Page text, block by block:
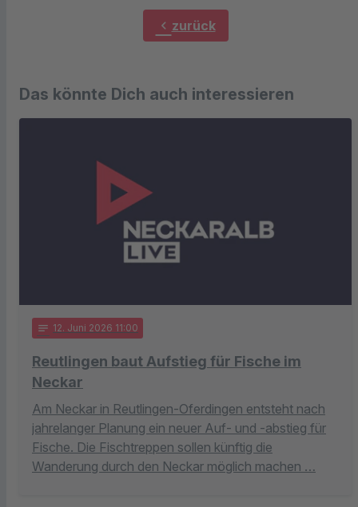
chevron_left zurück
Das könnte Dich auch interessieren
notes 12. Juni 2026 11:00
Reutlingen baut Aufstieg für Fische im
Neckar
Am Neckar in Reutlingen-Oferdingen entsteht nach
jahrelanger Planung ein neuer Auf- und -abstieg für
Fische. Die Fischtreppen sollen künftig die
Wanderung durch den Neckar möglich machen …